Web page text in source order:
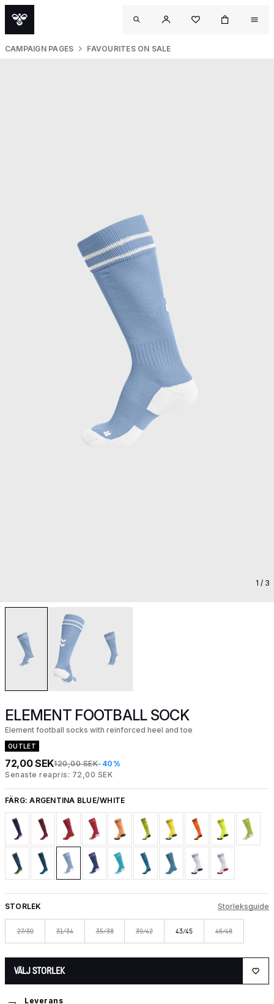
CAMPAIGN PAGES FAVOURITES ON SALE
1 / 3
ELEMENT FOOTBALL SOCK
Element football socks with reinforced heel and toe
OUTLET
72,00 SEK120,00 SEK-40%
Senaste reapris: 72,00 SEK
FÄRG:ARGENTINA BLUE/WHITE
STORLEK Storleksguide
27/30 31/34 35/38 39/42 43/45 46/48
VÄLJ STORLEK
Leverans